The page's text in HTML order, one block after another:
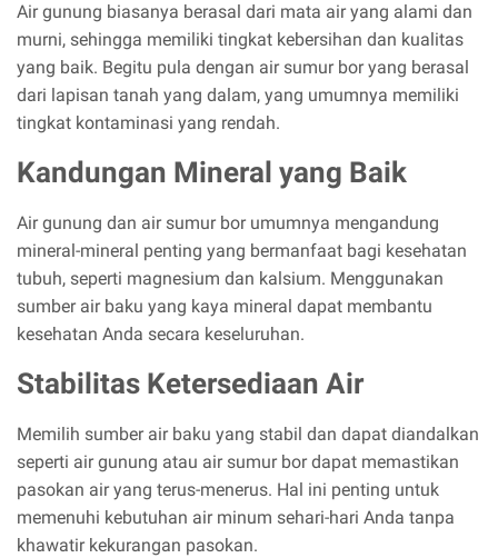
Air gunung biasanya berasal dari mata air yang alami dan
murni, sehingga memiliki tingkat kebersihan dan kualitas
yang baik. Begitu pula dengan air sumur bor yang berasal
dari lapisan tanah yang dalam, yang umumnya memiliki
tingkat kontaminasi yang rendah.
Kandungan Mineral yang Baik
Air gunung dan air sumur bor umumnya mengandung
mineral-mineral penting yang bermanfaat bagi kesehatan
tubuh, seperti magnesium dan kalsium. Menggunakan
sumber air baku yang kaya mineral dapat membantu
kesehatan Anda secara keseluruhan.
Stabilitas Ketersediaan Air
Memilih sumber air baku yang stabil dan dapat diandalkan
seperti air gunung atau air sumur bor dapat memastikan
pasokan air yang terus-menerus. Hal ini penting untuk
memenuhi kebutuhan air minum sehari-hari Anda tanpa
khawatir kekurangan pasokan.